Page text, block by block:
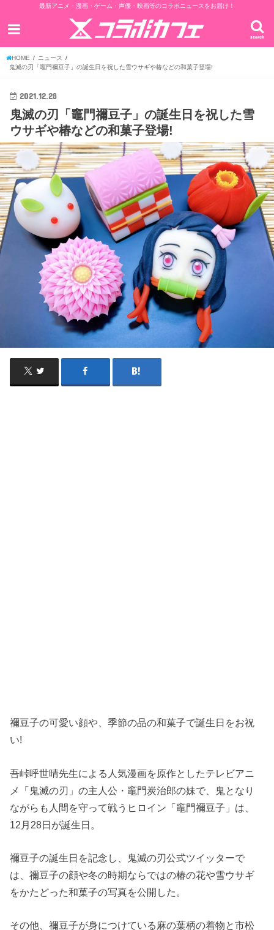
最新アニメ・漫画・ゲーム・声優・映画等のコラボニュースをお届け！
search
HOME
ニュース
鬼滅の刃「竈門禰豆子」の誕生日を祝した雪ウサギや椿などの和菓子登場!
2021.12.28
鬼滅の刃「竈門禰豆子」の誕生日を祝した雪
ウサギや椿などの和菓子登場!
禰豆子の可愛い顔や、季節の品の和菓子で誕生日をお祝
い!
吾峠呼世晴先生による人気漫画を原作としたテレビアニ
メ「鬼滅の刃」の主人公・竈門炭治郎の妹で、鬼となり
ながらも人間を守って戦うヒロイン「竈門禰豆子」は、
12月28日が誕生日。
禰豆子の誕生日を記念し、鬼滅の刃公式ツイッターで
は、禰豆子の顔や冬の時期ならではの椿の花や雪ウサギ
をかたどった和菓子の写真を公開した。
その他、禰豆子が身につけている麻の葉柄の着物と市松